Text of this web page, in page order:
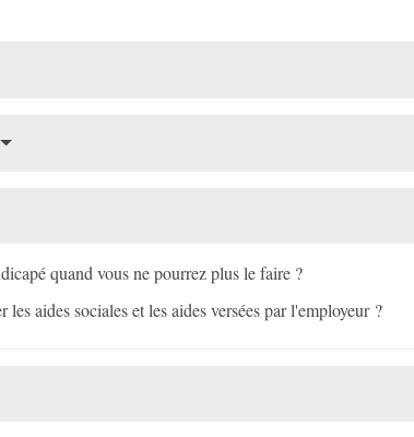
quand vous ne pourrez plus le faire ?
aides sociales et les aides versées par l'employeur ?